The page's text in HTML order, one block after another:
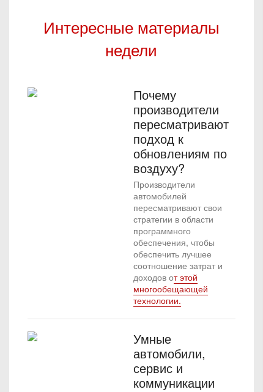
Интересные материалы
недели
Почему
производители
пересматривают
подход к
обновлениям по
воздуху?
Производители
автомобилей
пересматривают свои
стратегии в области
программного
обеспечения, чтобы
обеспечить лучшее
соотношение затрат и
доходов от этой
многообещающей
технологии.
Умные
автомобили,
сервис и
коммуникации